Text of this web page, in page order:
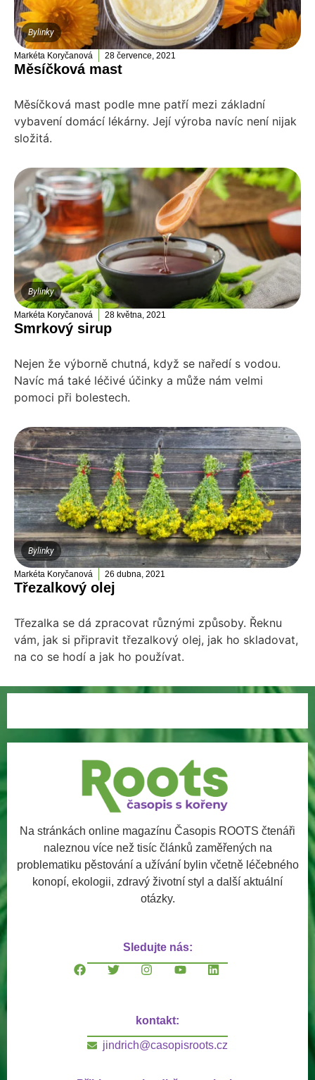
Bylinky
Markéta Koryčanová 28 července, 2021
Měsíčková mast
Měsíčková mast podle mne patří mezi základní
vybavení domácí lékárny. Její výroba navíc není nijak
složitá.
Bylinky
Markéta Koryčanová 28 května, 2021
Smrkový sirup
Nejen že výborně chutná, když se naředí s vodou.
Navíc má také léčivé účinky a může nám velmi
pomoci při bolestech.
Bylinky
Markéta Koryčanová 26 dubna, 2021
Třezalkový olej
Třezalka se dá zpracovat různými způsoby. Řeknu
vám, jak si připravit třezalkový olej, jak ho skladovat,
na co se hodí a jak ho používat.
Na stránkách online magazínu Časopis ROOTS čtenáři
naleznou více než tisíc článků zaměřených na
problematiku pěstování a užívání bylin včetně léčebného
konopí, ekologii, zdravý životní styl a další aktuální
otázky.
Sledujte nás:
kontakt:
jindrich@casopisroots.cz